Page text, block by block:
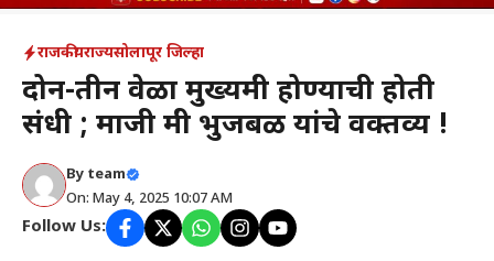
राजकीयराज्यसोलापूर जिल्हा
दोन-तीन वेळा मुख्यमंत्री होण्याची होती
संधी ; माजी मंत्री भुजबळ यांचे वक्तव्य !
By team
On: May 4, 2025 10:07 AM
Follow Us: